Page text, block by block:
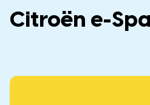
Citroën e-